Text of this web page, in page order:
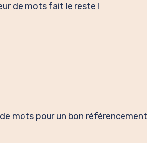
de mots fait le reste !
mots pour un bon référencement